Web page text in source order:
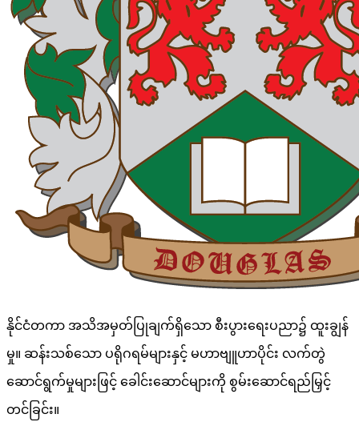
နိုင်ငံတကာ အသိအမှတ်ပြုချက်ရှိသော စီးပွားရေးပညာ၌ ထူးချွန်
မှု။ ဆန်းသစ်သော ပရိုဂရမ်များနှင့် မဟာဗျူဟာပိုင်း လက်တွဲ
ဆောင်ရွက်မှုများဖြင့် ခေါင်းဆောင်များကို စွမ်းဆောင်ရည်မြှင့်
တင်ခြင်း။